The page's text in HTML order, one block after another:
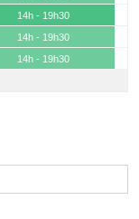
14h - 19h30
14h - 19h30
14h - 19h30